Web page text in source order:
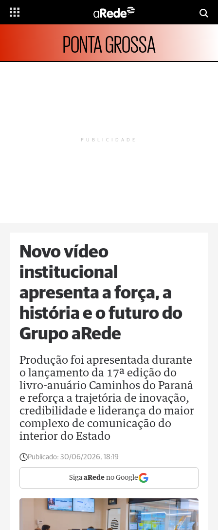
PONTA GROSSA
PUBLICIDADE
Novo vídeo
institucional
apresenta a força, a
história e o futuro do
Grupo aRede
Produção foi apresentada durante
o lançamento da 17ª edição do
livro-anuário Caminhos do Paraná
e reforça a trajetória de inovação,
credibilidade e liderança do maior
complexo de comunicação do
interior do Estado
Publicado: 30/06/2026, 18:19
Siga aRede no Google